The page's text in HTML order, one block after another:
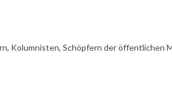
Kolumnisten, Schöpfern der